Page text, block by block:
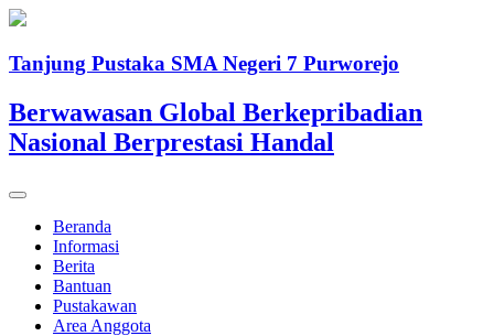
Tanjung Pustaka SMA Negeri 7 Purworejo
Berwawasan Global Berkepribadian
Nasional Berprestasi Handal
Beranda
Informasi
Berita
Bantuan
Pustakawan
Area Anggota